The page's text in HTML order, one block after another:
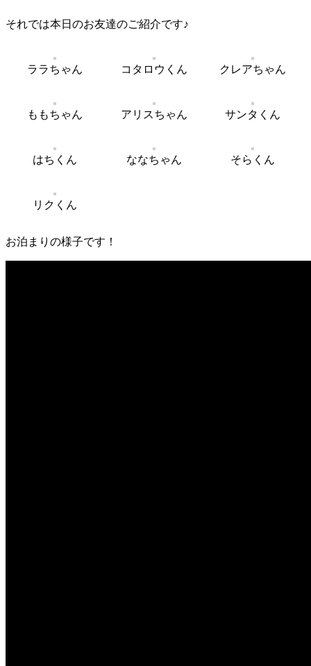
それでは本日のお友達のご紹介です♪
ララちゃん コタロウくん クレアちゃん
ももちゃん アリスちゃん サンタくん
はちくん ななちゃん そらくん
リクくん
お泊まりの様子です！